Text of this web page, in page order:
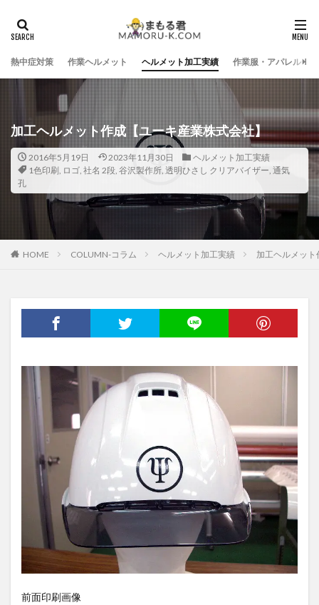
熱中症対策 作業ヘルメット ヘルメット加工実績 作業服・アパレル
加工ヘルメット作成【ユーキ産業株式会社】
2016年5月19日 2023年11月30日
ヘルメット加工実績
1色印刷, ロゴ, 社名 2段, 谷沢製作所, 透明ひさし クリアバイザー, 通気
孔
HOME COLUMN-コラム ヘルメット加工実績 加工ヘルメッ
前面印刷画像